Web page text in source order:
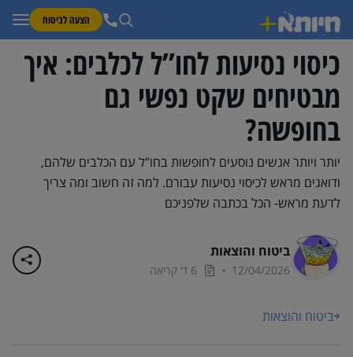
הצעה לביטוח
כיסוי נסיעות לחו”ל לכלבים: איך
מבטיחים שקט נפשי גם
בחופשה?
יותר ויותר אנשים נוסעים לחופשות בחו”ל עם הכלבים שלהם,
ודואגים מראש לכיסוי נסיעות עבורם. למה זה חשוב ומה צריך
לדעת מראש- הכל בכתבה שלפניכם
ביטוח והוצאות
12/04/2026 6 ד׳ קריאה
ביטוח והוצאות